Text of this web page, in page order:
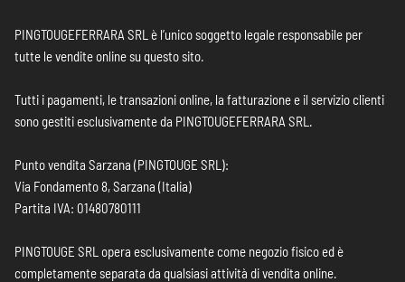
PINGTOUGEFERRARA SRL è l’unico soggetto legale responsabile per
tutte le vendite online su questo sito.
Tutti i pagamenti, le transazioni online, la fatturazione e il servizio clienti
sono gestiti esclusivamente da PINGTOUGEFERRARA SRL.
Punto vendita Sarzana (PINGTOUGE SRL):
Via Fondamento 8, Sarzana (Italia)
Partita IVA: 01480780111
PINGTOUGE SRL opera esclusivamente come negozio fisico ed è
completamente separata da qualsiasi attività di vendita online.